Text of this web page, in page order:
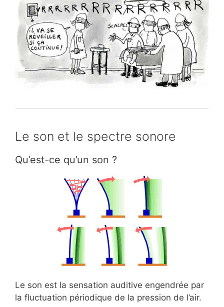
Le son et le spectre sonore
Qu’est-ce qu’un son ?
Le son est la sensation auditive engendrée par
la fluctuation périodique de la pression de l’air.